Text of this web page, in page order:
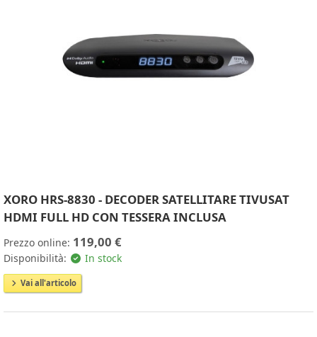
XORO HRS-8830 - DECODER SATELLITARE TIVUSAT
HDMI FULL HD CON TESSERA INCLUSA
Prezzo online: 119,00 €
Disponibilità: In stock
Vai all'articolo